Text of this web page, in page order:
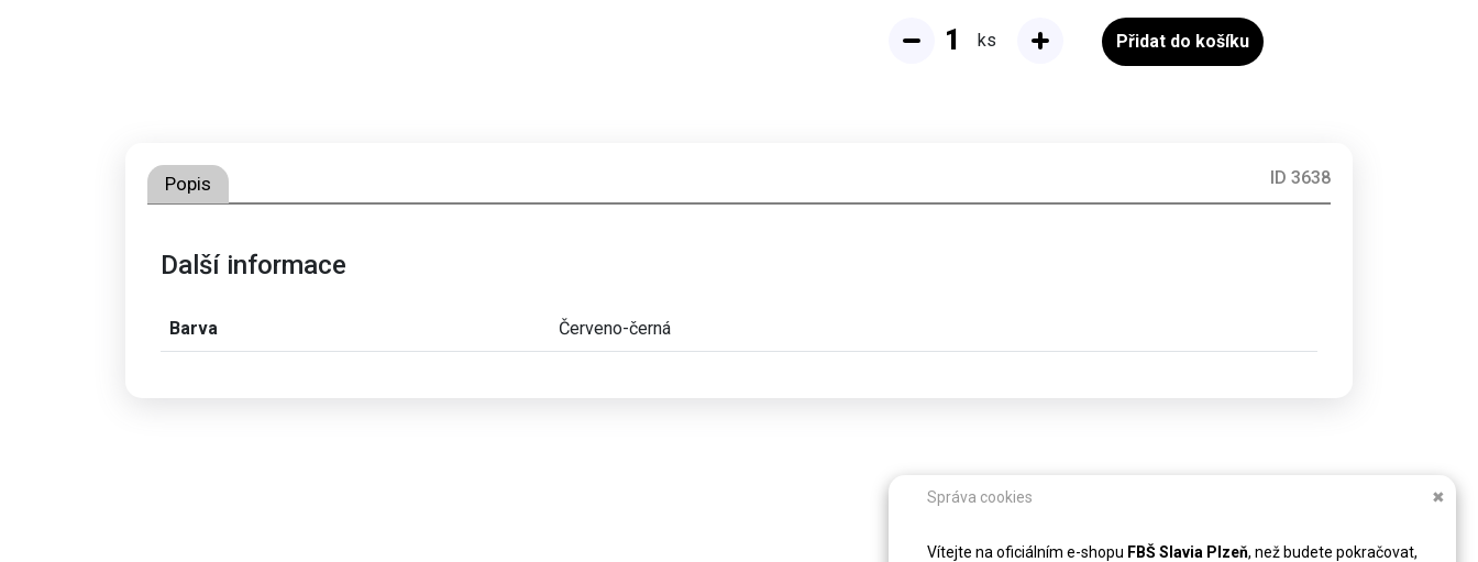
ks Přidat do košíku
ID 3638
Popis
Další informace
Barva Červeno-černá
Správa cookies ✖
Vítejte na oficiálním e-shopu FBŠ Slavia Plzeň, než budete pokračovat,